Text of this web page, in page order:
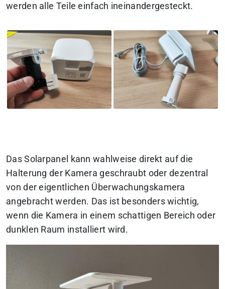
werden alle Teile einfach ineinandergesteckt.
Das Solarpanel kann wahlweise direkt auf die
Halterung der Kamera geschraubt oder dezentral
von der eigentlichen Überwachungskamera
angebracht werden. Das ist besonders wichtig,
wenn die Kamera in einem schattigen Bereich oder
dunklen Raum installiert wird.